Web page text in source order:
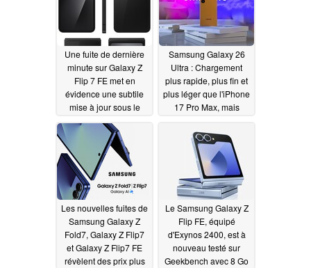
Une fuite de dernière
minute sur Galaxy Z
Flip 7 FE met en
évidence une subtile
mise à jour sous le
07/08/2025
Samsung Galaxy 26
Ultra : Chargement
plus rapide, plus fin et
plus léger que l'iPhone
17 Pro Max, mais
de l'appareil photo
07/08/2025
Les nouvelles fuites de
Samsung Galaxy Z
Fold7, Galaxy Z Flip7
et Galaxy Z Flip7 FE
révèlent des prix plus
Le Samsung Galaxy Z
Flip FE, équipé
d'Exynos 2400, est à
nouveau testé sur
Geekbench avec 8 Go